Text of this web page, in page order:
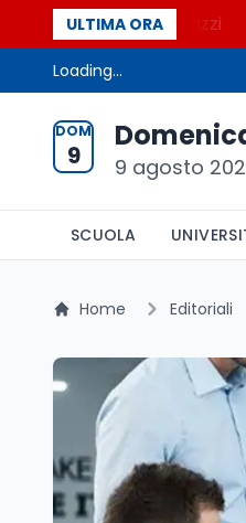
ULTIMA ORA
online dei ragazzi
Loading...
DOM
9 9 agosto
SCUOLA
Home Editoriali